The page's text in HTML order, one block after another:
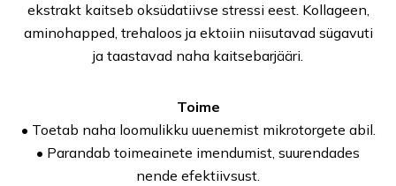
ekstrakt kaitseb oksüdatiivse stressi eest. Kollageen,
aminohapped, trehaloos ja ektoiin niisutavad sügavuti
ja taastavad naha kaitsebarjääri.
Toime
• Toetab naha loomulikku uuenemist mikrotorgete abil.
• Parandab toimeainete imendumist, suurendades
nende efektiivsust.